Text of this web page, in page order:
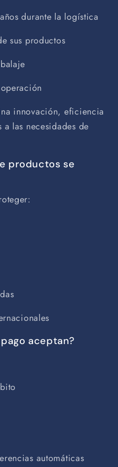
durante la logística
sus productos
innovación, eficiencia
las necesidades de
productos se
aceptan?
automáticas